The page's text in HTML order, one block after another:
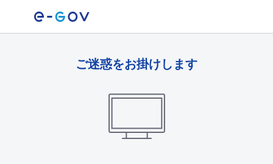
ご迷惑をお掛けします